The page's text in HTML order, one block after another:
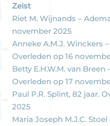
Zeist
Riet M. Wijnands –
november 2025
Anneke A.M.J. Winckers
Overleden op 16
Betty E.H.W.M. van
Overleden op 17
Paul P.R. Splint, 82 jaar.
2025
Maria Joseph M.J.C.